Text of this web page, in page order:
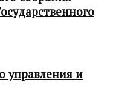
управления и